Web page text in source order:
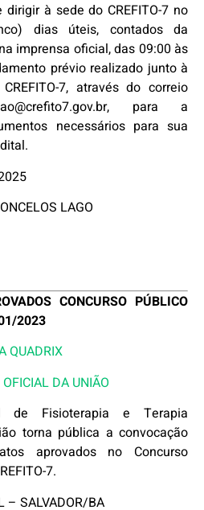
à sede do CREFITO-7 no
dias úteis, contados da
imprensa oficial, das 09:00 às
prévio realizado junto à
7, através do correio
para a
necessários para sua
LAGO
CONCURSO PÚBLICO
2023
QUADRIX
DA UNIÃO
de Fisioterapia e Terapia
torna pública a convocação
aprovados no Concurso
7.
– SALVADOR/BA